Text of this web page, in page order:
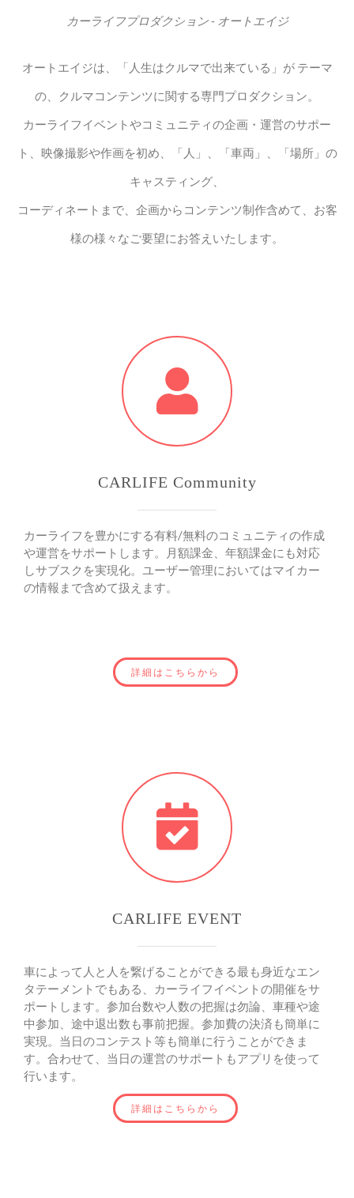
カーライフプロダクション - オートエイジ
オートエイジは、「人生はクルマで出来ている」が テーマ
の、クルマコンテンツに関する専門プロダクション。
カーライフイベントやコミュニティの企画・運営のサポー
ト、映像撮影や作画を初め、「人」、「車両」、「場所」の
キャスティング、
コーディネートまで、企画からコンテンツ制作含めて、お客
様の様々なご要望にお答えいたします。
CARLIFE Community
カーライフを豊かにする有料/無料のコミュニティの作成
や運営をサポートします。月額課金、年額課金にも対応
しサブスクを実現化。ユーザー管理においてはマイカー
の情報まで含めて扱えます。
詳細はこちらから
CARLIFE EVENT
車によって人と人を繋げることができる最も身近なエン
タテーメントでもある、カーライフイベントの開催をサ
ポートします。参加台数や人数の把握は勿論、車種や途
中参加、途中退出数も事前把握。参加費の決済も簡単に
実現。当日のコンテスト等も簡単に行うことができま
す。合わせて、当日の運営のサポートもアプリを使って
行います。
詳細はこちらから